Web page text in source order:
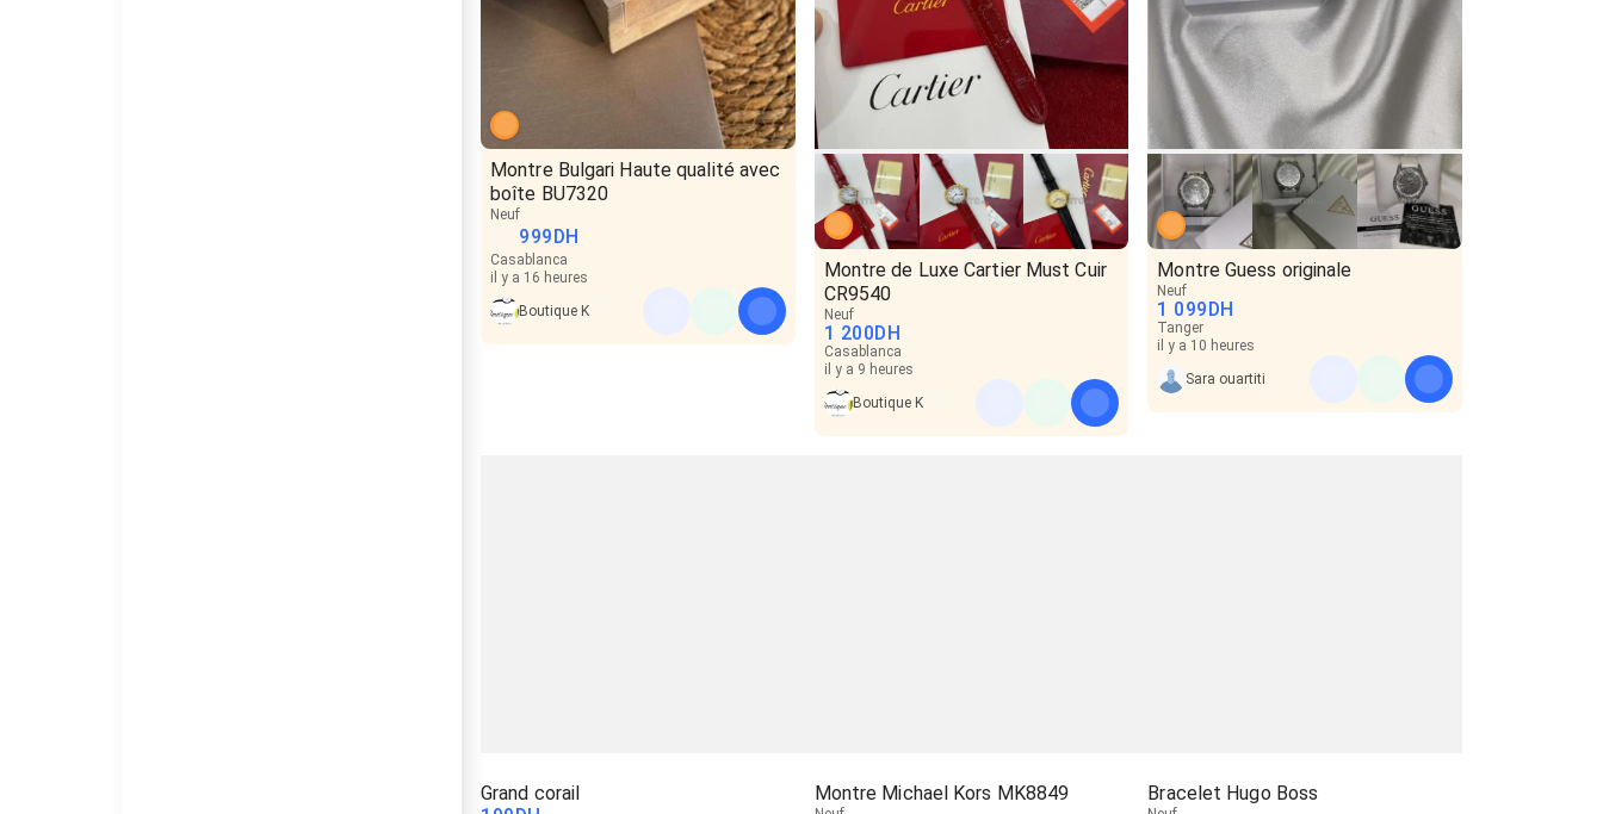
Montre Bulgari Haute qualité avec
boîte BU7320
Neuf
999DH
Casablanca
il y a 16 heures
Boutique K
Montre de Luxe Cartier Must Cuir
CR9540
Neuf
1 200DH
Casablanca
il y a 9 heures
Boutique K
Montre Guess originale
Neuf
1 099DH
Tanger
il y a 10 heures
Sara ouartiti
Grand corail
Montre Michael Kors MK8849 Bracelet Hugo Boss